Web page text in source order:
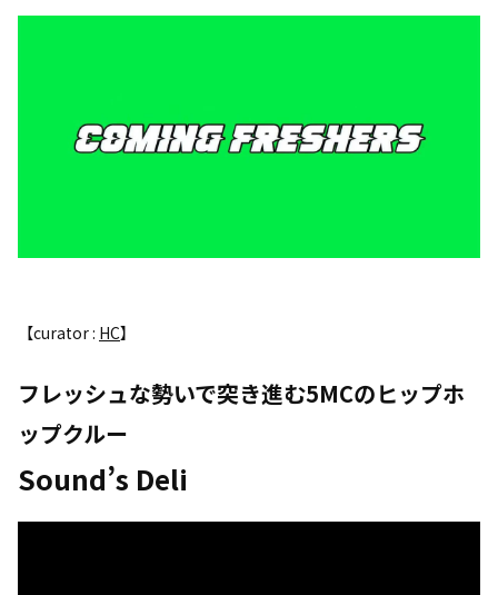
【curator : HC】
フレッシュな勢いで突き進む5MCのヒップホ
ップクルー
Sound’s Deli